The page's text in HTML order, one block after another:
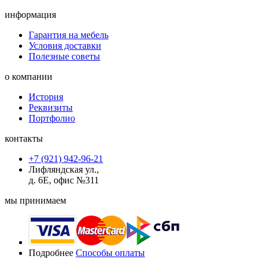
информация
Гарантия на мебель
Условия доставки
Полезные советы
о компании
История
Реквизиты
Портфолио
контакты
+7 (921) 942-96-21
Лифляндская ул.,
д. 6Е, офис №311
мы принимаем
Подробнее Способы оплаты